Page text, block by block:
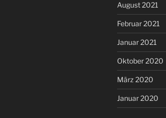
August 2021
Februar 2021
Januar 2021
Oktober 2020
März 2020
Januar 2020